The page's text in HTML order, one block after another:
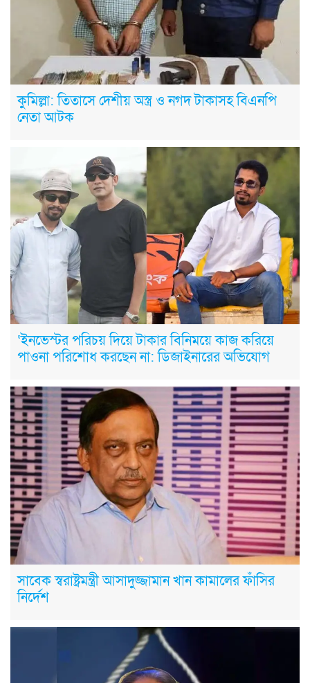
কুমিল্লা: তিতাসে দেশীয় অস্ত্র ও নগদ টাকাসহ বিএনপি
নেতা আটক
‘ইনভেস্টর পরিচয় দিয়ে টাকার বিনিময়ে কাজ করিয়ে
পাওনা পরিশোধ করছেন না: ডিজাইনারের অভিযোগ
সাবেক স্বরাষ্ট্রমন্ত্রী আসাদুজ্জামান খান কামালের ফাঁসির
নির্দেশ